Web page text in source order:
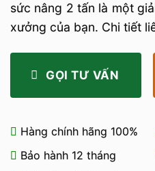
sức nâng 2 tấn là một
xưởng của bạn. Chi tiết
GỌI TƯ VẤN
Hàng chính hãng 100%
Bảo hành 12 tháng